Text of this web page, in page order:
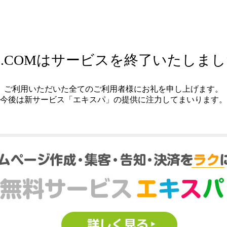
はサービスを終了いたしま
ご利用いただいた全てのご利用者様にお礼を申し上げます。
今後は新サービス「エキスパ」の提供に注力してまいります。